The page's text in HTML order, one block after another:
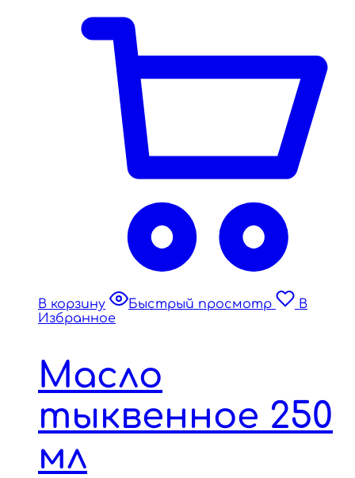
В корзину Быстрый просмотр
В
Избранное
Масло
тыквенное 250
мл